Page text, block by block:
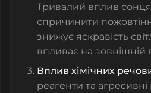
Тривалий вплив
спричинити
знижує яскравість
впливає на зовнішній
Вплив хімічних
реагенти та